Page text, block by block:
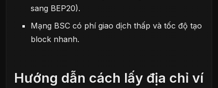
sang BEP20).
Mạng BSC có phí giao dịch thấp và tốc độ tạo
block nhanh.
Hướng dẫn cách lấy địa chỉ ví